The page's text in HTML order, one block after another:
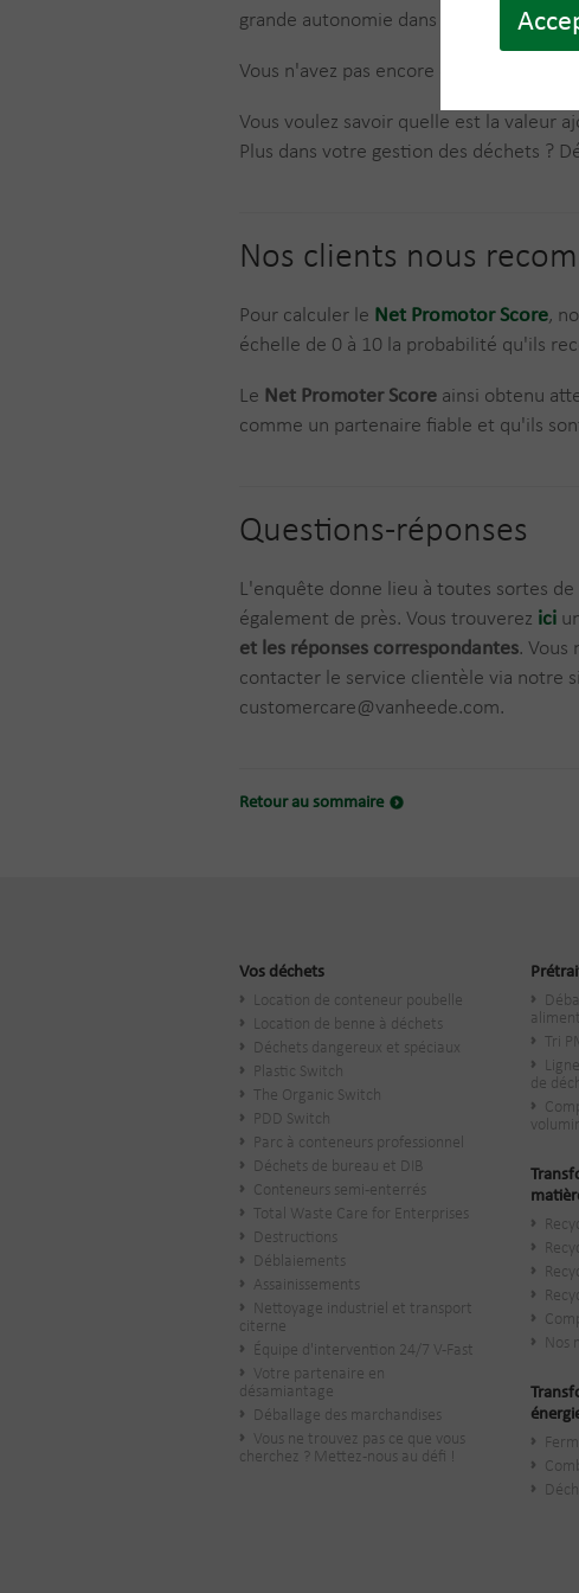
grande autonomie dans leur gestion
Vous n'avez pas encore de compte
Vous voulez savoir quelle est la valeur
Plus dans votre gestion des déchets ?
Nos clients nous
Pour calculer le Net Promotor Score,
échelle de 0 à 10 la probabilité qu'ils
Le Net Promoter Score ainsi obtenu
comme un partenaire fiable et qu'ils
Questions-réponses
L'enquête donne lieu à toutes sortes
également de près. Vous trouverez ici
et les réponses correspondantes. Vous
contacter le service clientèle via notre
customercare@vanheede.com.
Retour au sommaire
Vos déchets
Location de conteneur poubelle
Location de benne à déchets
Déchets dangereux et spéciaux
Plastic Switch
The Organic Switch
PDD Switch
Parc à conteneurs professionnel
Déchets de bureau et DIB
Conteneurs semi-enterrés
Total Waste Care for Enterprises
Destructions
Déblaiements
Assainissements
Nettoyage industriel et transport
citerne
Équipe d'intervention 24/7 V-Fast
Votre partenaire en
désamiantage
Déballage des marchandises
Vous ne trouvez pas ce que vous
cherchez ? Mettez-nous au défi !
Tri
de
Nos